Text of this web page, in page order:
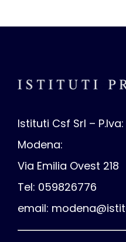
Istituti Csf Srl – P.Iva:
Modena:
Via Emilia Ovest 218
Tel: 059826776
email: